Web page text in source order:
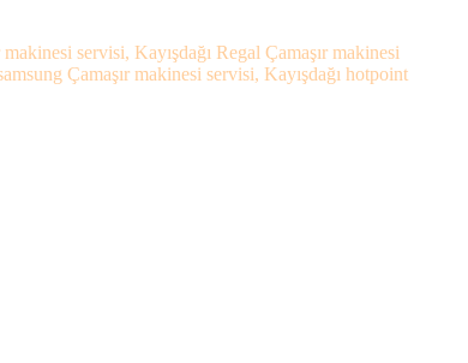
servisi, Kayışdağı Regal Çamaşır makinesi
Çamaşır makinesi servisi, Kayışdağı hotpoint